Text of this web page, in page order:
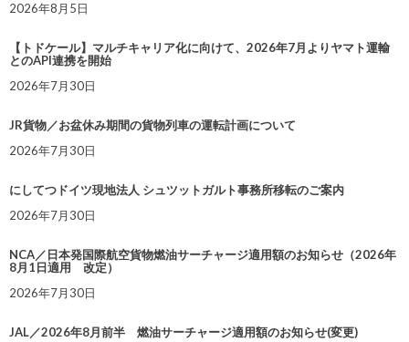
2026年8月5日
【トドケール】マルチキャリア化に向けて、2026年7月よりヤマト運輸
とのAPI連携を開始
2026年7月30日
JR貨物／お盆休み期間の貨物列車の運転計画について
2026年7月30日
にしてつドイツ現地法人 シュツットガルト事務所移転のご案内
2026年7月30日
NCA／日本発国際航空貨物燃油サーチャージ適用額のお知らせ（2026年
8月1日適用 改定）
2026年7月30日
JAL／2026年8月前半 燃油サーチャージ適用額のお知らせ(変更)